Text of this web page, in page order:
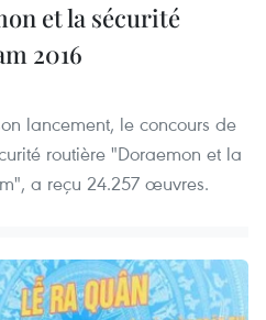
et la sécurité
2016
lancement, le concours de
routière "Doraemon et la
a reçu 24.257 œuvres.